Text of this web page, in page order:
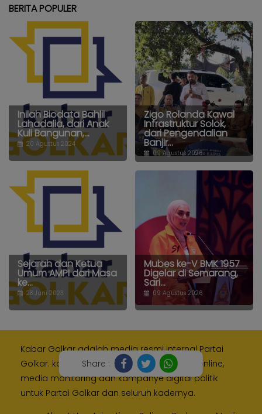
Share :
BERITA POPULER
Inilah Biodata Bahlil
Lahadalia, dari Anak
Kuli Bangunan,...
20 Agustus 2024
Zigo Rolanda Kawal
Infrastruktur Solok,
dari Pengendalian
Banjir...
09 Agustus 2026
Sejarah dan Ketua
Umum AMPI dari Masa
ke...
28 Juni 2023
Mubes ke-V BMK 1957
Digelar di Semarang,
Sari...
09 Agustus 2026
Kabar Golkar adalah media resmi Internal Partai
Golkar. kami memberikan layanan media online,
media monitoring dan kampanye digital politik
untuk Partai Golkar dan seluruh kadernya.